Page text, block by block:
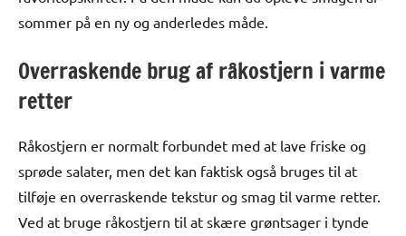
sommer på en ny og anderledes måde.
Overraskende brug af råkostjern i varme
retter
Råkostjern er normalt forbundet med at lave friske og
sprøde salater, men det kan faktisk også bruges til at
tilføje en overraskende tekstur og smag til varme retter.
Ved at bruge råkostjern til at skære grøntsager i tynde